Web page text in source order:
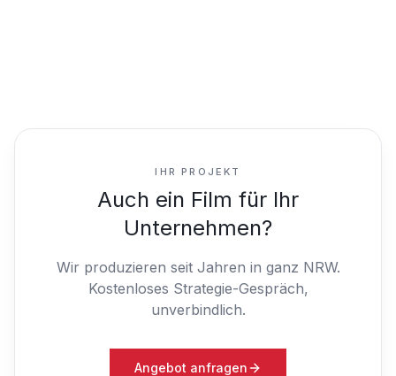
IHR PROJEKT
Auch ein Film für Ihr
Unternehmen?
Wir produzieren seit Jahren in ganz NRW.
Kostenloses Strategie-Gespräch,
unverbindlich.
Angebot anfragen